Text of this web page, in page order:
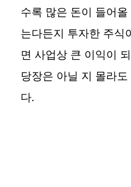
수록 많은 돈이 들어
는다든지 투자한 주식
면 사업상 큰 이익이
당장은 아닐 지 몰라
다.